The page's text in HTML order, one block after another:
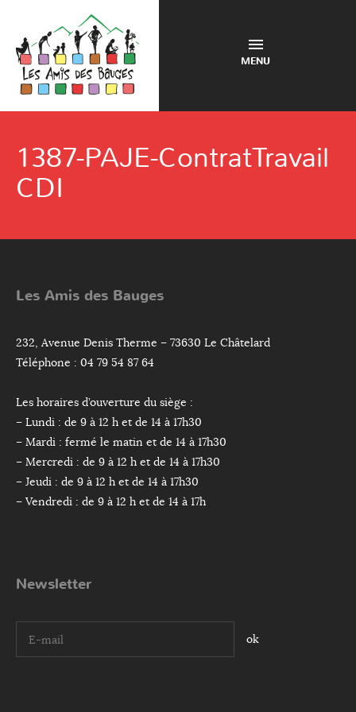
MENU
1387-PAJE-ContratTravail
CDI
Les Amis des Bauges
232, Avenue Denis Therme – 73630 Le Châtelard
Téléphone : 04 79 54 87 64
Les horaires d’ouverture du siège :
– Lundi : de 9 à 12 h et de 14 à 17h30
– Mardi : fermé le matin et de 14 à 17h30
– Mercredi : de 9 à 12 h et de 14 à 17h30
– Jeudi : de 9 à 12 h et de 14 à 17h30
– Vendredi : de 9 à 12 h et de 14 à 17h
Newsletter
I agree terms and conditions.*